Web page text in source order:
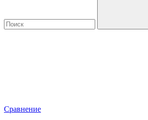
Сравнение